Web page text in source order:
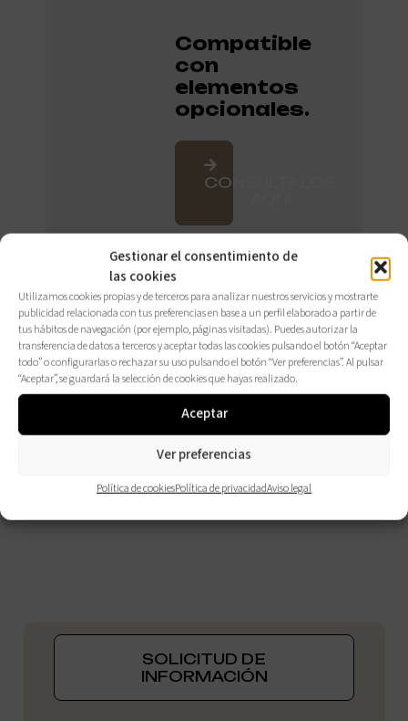
Gestionar el consentimiento de
las cookies
Utilizamos cookies propias y de terceros para analizar nuestros servicios y mostrarte
publicidad relacionada con tus preferencias en base a un perfil elaborado a partir de
tus hábitos de navegación (por ejemplo, páginas visitadas). Puedes autorizar la
transferencia de datos a terceros y aceptar todas las cookies pulsando el botón “Aceptar
todo” o configurarlas o rechazar su uso pulsando el botón “Ver preferencias”. Al pulsar
“Aceptar”, se guardará la selección de cookies que hayas realizado.
Aceptar
Ver preferencias
Política de cookiesPolítica de privacidadAviso legal
Compatible
con
elementos
opcionales.
CONSÚLTALOS
SOLICITUD DE
INFORMACIÓN